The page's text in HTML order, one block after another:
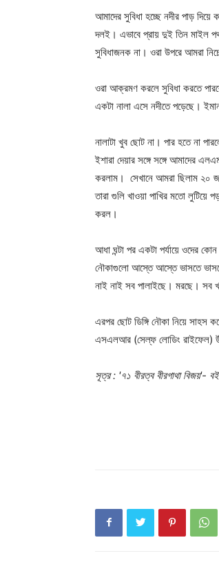
আমাদের সুবিধা হচ্ছে নদীর পাড়
দলই। এভাবে প্রায় দুই তিন মাইল
সুবিধাজনক না। ওরা উপরে আমরা
ওরা আক্রমণ করলে সুবিধা করতে
একটা নালা এসে নদীতে পড়েছে।
নালাটা খুব ছোট না। পার হতে না
ইশারা দেয়ার সঙ্গে সঙ্গে আমাদের
করলাম। সেখানে আমরা ছিলাম ২০
তারা গুলি খাওয়া পাখির মতো
করল।
আধা ঘন্টা পর একটা পর্যায়ে ওদের
নৌকাগুলো আস্তে আস্তে ভাসতে ভাসতে
নাই নাই সব পালাইছে। মরছে। সব
এরপর ছোট ডিঙ্গি নৌকা নিয়ে সাহস
এসএলআর (সেল্ফ লোডিং রাইফেল)
সূত্র : '৭১ বীরত্ব বীরগাথা বিজয়'-